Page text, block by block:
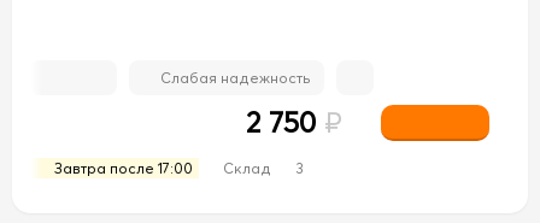
Слабая надежность
Завтра после 17:00 Склад 3
2 750 ₽